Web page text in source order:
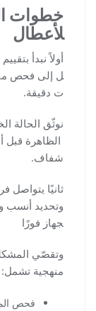
خطوات
لأعطال
أولاً نبدأ
ل إلى فحص
ت دقيقة.
نوثّق الحالة
الظاهرة قبل
شفاف.
ثانيًا يتواصل
وتحديد أنسب
جهاز فورًا
وتقصّي
منهجية تشمل:
فحص